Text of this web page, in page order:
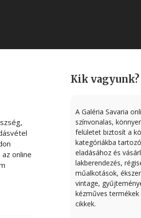
online
Kik vagyunk?
A Galéria Savaria
színvonalas,
felületet biztosít a
kategóriákba
eladásához és
lakberendezés,
műalkotások,
vintage,
kézműves termékek
cikkek.